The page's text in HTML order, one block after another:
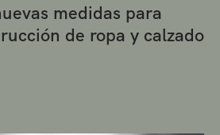
medidas para
de ropa y calzado